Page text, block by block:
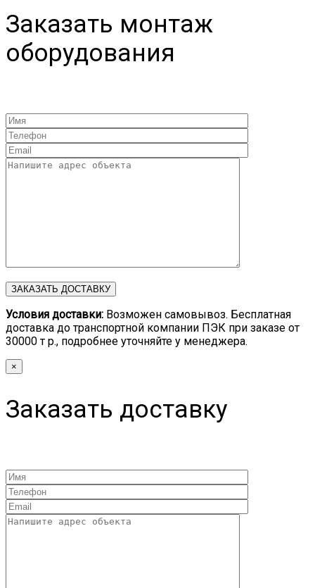
Заказать монтаж
оборудования
Условия доставки: Возможен самовывоз. Бесплатная
доставка до транспортной компании ПЭК при заказе от
30000 т р., подробнее уточняйте у менеджера.
×
Заказать доставку